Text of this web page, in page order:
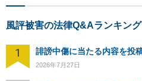
風評被害の法律Q&Aランキング
1
2026年7月27日